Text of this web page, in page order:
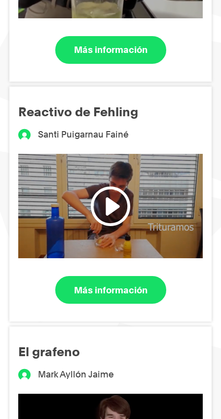
Más información
Reactivo de Fehling
Santi Puigarnau Fainé
Más información
El grafeno
Mark Ayllón Jaime